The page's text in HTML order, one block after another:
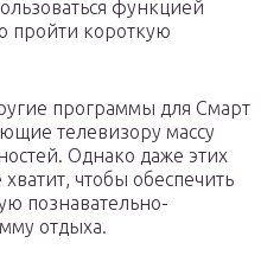
функцией
пройти короткую
программы для Смарт
телевизору массу
Однако даже этих
чтобы обеспечить
познавательно-
отдыха.